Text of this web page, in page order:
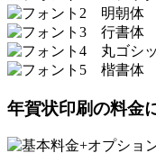
年賀状印刷の料金